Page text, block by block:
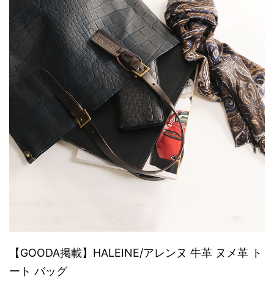
【GOODA掲載】HALEINE/アレンヌ 牛革 ヌメ革 ト
ート バッグ